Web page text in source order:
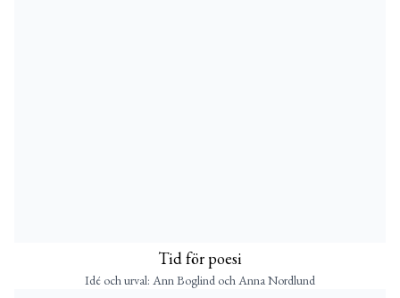
Tid för poesi
Idé och urval: Ann Boglind och Anna Nordlund